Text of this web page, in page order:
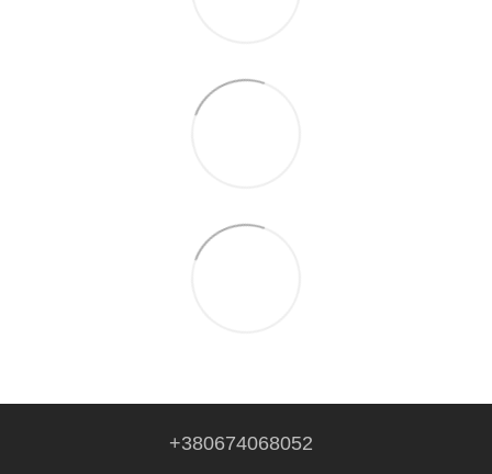
+380674068052